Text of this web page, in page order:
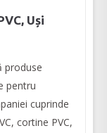
Uși
produse
pentru
cuprinde
cortine PVC,